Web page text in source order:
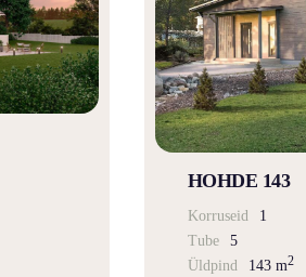
HOHDE 143
Korruseid
1
Tube
5
Üldpind
143 m2